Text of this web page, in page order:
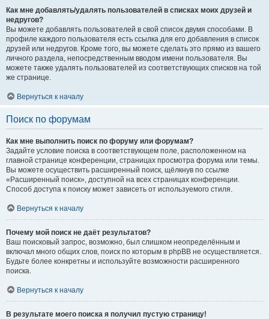
Как мне добавлять/удалять пользователей в списках моих друзей и
недругов?
Вы можете добавлять пользователей в свой список двумя способами. В
профиле каждого пользователя есть ссылка для его добавления в список
друзей или недругов. Кроме того, вы можете сделать это прямо из вашего
личного раздела, непосредственным вводом имени пользователя. Вы
можете также удалять пользователей из соответствующих списков на той
же странице.
Вернуться к началу
Поиск по форумам
Как мне выполнить поиск по форуму или форумам?
Задайте условие поиска в соответствующем поле, расположенном на
главной странице конференции, страницах просмотра форума или темы.
Вы можете осуществить расширенный поиск, щёлкнув по ссылке
«Расширенный поиск», доступной на всех страницах конференции.
Способ доступа к поиску может зависеть от используемого стиля.
Вернуться к началу
Почему мой поиск не даёт результатов?
Ваш поисковый запрос, возможно, был слишком неопределённым и
включал много общих слов, поиск по которым в phpBB не осуществляется.
Будьте более конкретны и используйте возможности расширенного
поиска.
Вернуться к началу
В результате моего поиска я получил пустую страницу!